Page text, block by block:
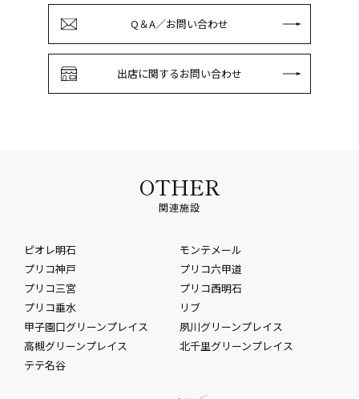
Q＆A／お問い合わせ
出店に関するお問い合わせ
OTHER
関連施設
ピオレ明石
モンテメール
プリコ神戸
プリコ六甲道
プリコ三宮
プリコ西明石
プリコ垂水
リブ
甲子園口グリーンプレイス
夙川グリーンプレイス
高槻グリーンプレイス
北千里グリーンプレイス
テテ名谷